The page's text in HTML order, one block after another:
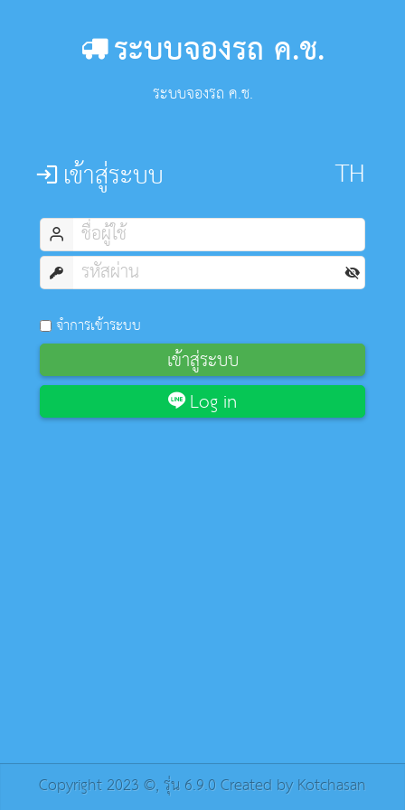
ระบบจองรถ ค.ช.
ระบบจองรถ ค.ช.
เข้าสู่ระบบ
จำการเข้าระบบ
เข้าสู่ระบบ
Log in
Copyright 2023 ©, รุ่น 6.9.0 Created byKotchasan